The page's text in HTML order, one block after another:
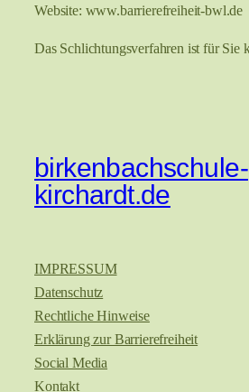
Website: www.barrierefreiheit-bwl.de
Das Schlichtungsverfahren ist für Sie
birkenbachschule-
kirchardt.de
IMPRESSUM
Datenschutz
Rechtliche Hinweise
Erklärung zur Barrierefreiheit
Social Media
Kontakt